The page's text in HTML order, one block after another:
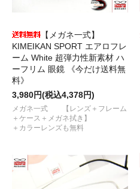
【メガネ一式】
KIMEIKAN SPORT エアロフレ
ーム White 超弾力性新素材 ハ
ーフリム 眼鏡 《今だけ送料無
料》
3,980円(税込4,378円)
メガネ一式 【レンズ＋フレーム
＋ケース＋メガネ拭き】
＋カラーレンズも無料